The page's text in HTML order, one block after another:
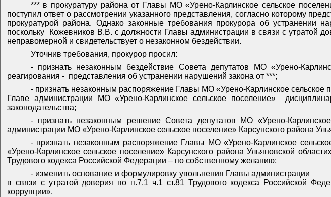
*** в прокуратуру района от Главы МО «Урено-Карлинское сельское
поступил ответ о рассмотрении указанного представления, согласно которому
прокуратурой района. Однако законные требования прокурора об устранении
поскольку
Кожевников В.В. с должности Главы администрации в связи с утратой
неправомерной и свидетельствует о незаконном бездействии.
Уточнив требования, прокурор просил:
- признать незаконным бездействие Совета депутатов МО «Урено-
реагирования - представления об устранении нарушений закона от ***;
- признать незаконным распоряжение Главы МО «Урено-Карлинское сельское
Главе администрации МО «Урено-Карлинское сельское поселение»
законодательства;
- признать незаконным решение Совета депутатов МО «Урено-
администрации МО «Урено-Карлинское сельское поселение» Карсунского района
- признать незаконным распоряжение Главы МО «Урено-Карлинское
«Урено-Карлинское сельское поселение» Карсунского района Ульяновской
Трудового кодекса Российской Федерации – по собственному желанию;
- изменить основание и формулировку увольнения Главы администрации
в связи с утратой доверия по п.7.1 ч.1 ст.81 Трудового кодекса Российской
коррупции».